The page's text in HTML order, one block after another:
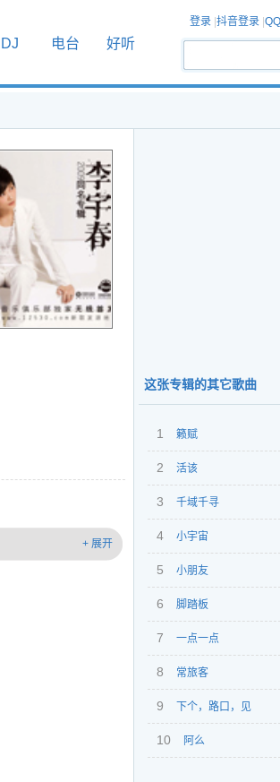
DJ 电台 好听
登录 抖音登录
+ 展开
这张专辑的其它歌曲
1
籁赋
2
活该
3
千域千寻
4
小宇宙
5
小朋友
6
脚踏板
7
一点一点
8
常旅客
9
下个，路口，见
10
阿么